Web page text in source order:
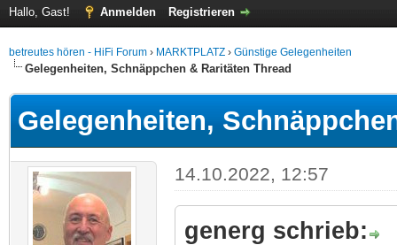
Hallo, Gast! Anmelden Registrieren
betreutes hören - HiFi Forum › MARKTPLATZ › Günstige Gelegenheiten
Gelegenheiten, Schnäppchen & Raritäten Thread
Gelegenheiten,
14.10.2022, 12:57
generg schrieb: